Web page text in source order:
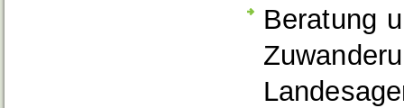
Beratung